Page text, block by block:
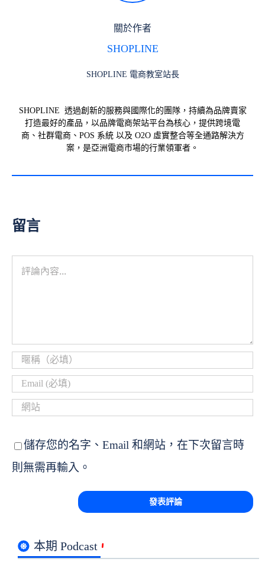
關於作者
SHOPLINE
SHOPLINE 電商教室站長
SHOPLINE 透過創新的服務與國際化的團隊，持續為品牌賣家
打造最好的產品，以品牌電商架站平台為核心，提供跨境電
商、社群電商、POS 系統 以及 O2O 虛實整合等全通路解決方
案，是亞洲電商市場的行業領軍者。
留言
儲存您的名字、Email 和網站，在下次留言時
則無需再輸入。
本期 Podcast